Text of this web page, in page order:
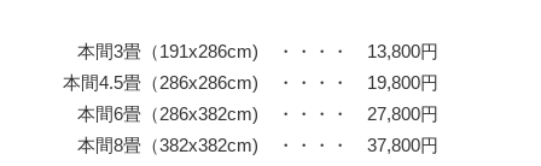
本間3畳（191x286cm) ・・・・ 13,800円
本間4.5畳（286x286cm) ・・・・ 19,800円
本間6畳（286x382cm) ・・・・ 27,800円
本間8畳（382x382cm) ・・・・ 37,800円